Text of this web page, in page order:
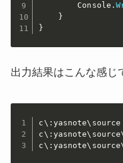
        Console
.
}
}
出力結果はこんな感じ
c\:yasnote\source